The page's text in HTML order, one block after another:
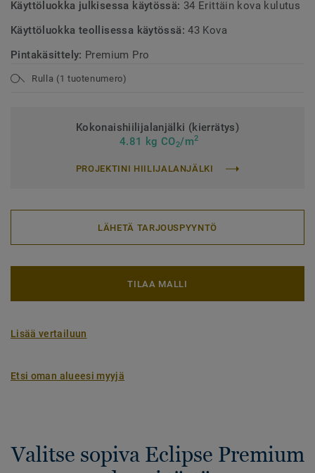
Käyttöluokka julkisessa käytössä: 34 Erittäin kova kulutus
Käyttöluokka teollisessa käytössä:43 Kova
Pintakäsittely: Premium Pro
Rulla (1 tuotenumero)
Kokonaishiilijalanjälki (kierrätys)
4.81 kg CO2/m2
PROJEKTINI HIILIJALANJÄLKI
LÄHETÄ TARJOUSPYYNTÖ
TILAA MALLI
Lisää vertailuun
Etsi oman alueesi myyjä
Valitse sopiva Eclipse Premium